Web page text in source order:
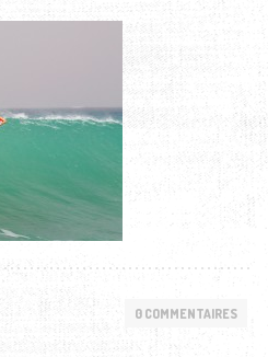
0 COMMENTAIRES